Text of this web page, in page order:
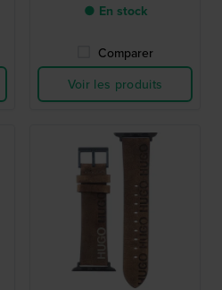
● En stock
Comparer
Voir les produits